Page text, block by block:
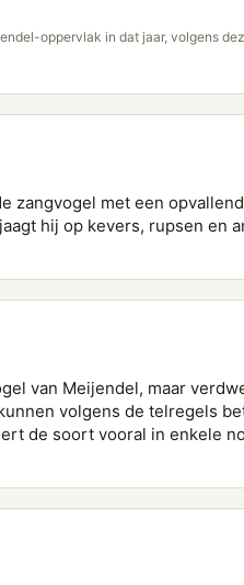
oppervlak in dat jaar, volgens
zangvogel met een
hij op kevers, rupsen en
van Meijendel, maar
volgens de telregels
de soort vooral in enkele